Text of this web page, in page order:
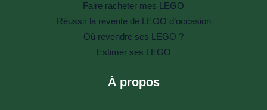
Faire racheter mes LEGO
Réussir la revente de LEGO d’occasion
Où revendre ses LEGO ?
Estimer ses LEGO
À propos